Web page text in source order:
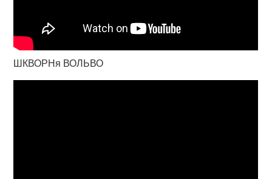
ШКВОРНя ВОЛЬВО